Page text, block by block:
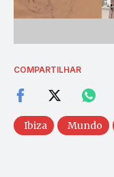
COMPARTILHAR
Ibiza Mundo